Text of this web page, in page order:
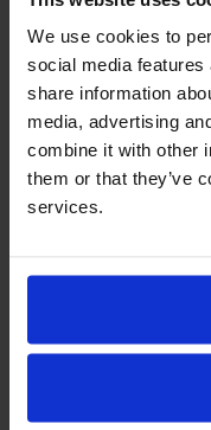
We use cookies to
social media
share information
media, advertising
combine it with other
them or that they’ve
services.
Criação e
1928